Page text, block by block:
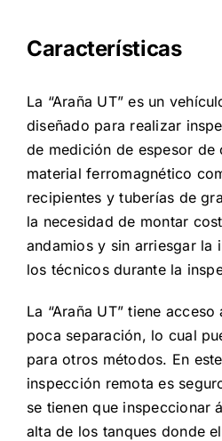
Características
La “Araña UT” es un
diseñado para realizar
de medición de espesor de
material ferromagnético
recipientes y tuberías de
la necesidad de montar
andamios y sin arriesgar la
los técnicos durante la
La “Araña UT” tiene
poca separación, lo cual
para otros métodos. En
inspección remota es
se tienen que inspeccionar
alta de los tanques donde